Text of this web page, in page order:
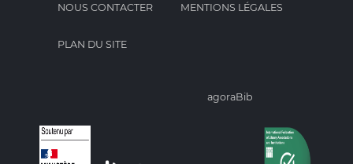
NOUS CONTACTER MENTIONS LÉGALES
PLAN DU SITE
agoraBib